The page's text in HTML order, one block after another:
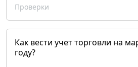
Проверки
Как вести учет торговли на
году?